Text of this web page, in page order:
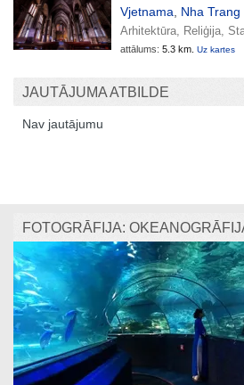
Vjetnama Nha Trang
Arhitektūra, Reliģija,
attālums: 5.3 km. Uz kartes
JAUTĀJUMA ATBILDE
Nav jautājumu
FOTOGRĀFIJA: